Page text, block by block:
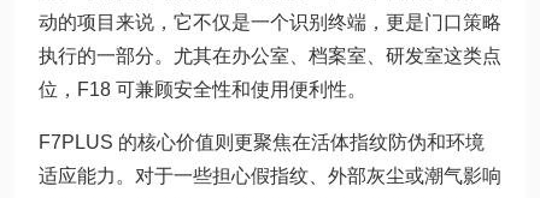
动的项目来说，它不仅是一个识别终端，更是门口策略
执行的一部分。尤其在办公室、档案室、研发室这类点
位，F18 可兼顾安全性和使用便利性。
F7PLUS 的核心价值则更聚焦在活体指纹防伪和环境
适应能力。对于一些担心假指纹、外部灰尘或潮气影响